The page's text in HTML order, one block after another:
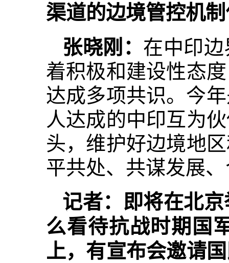
渠道的边境管控机
张晓刚： 在中印
着积极和建设性态
达成多项共识。今
人达成的中印互为
头，维护好边境地
平共处、共谋发展
记者：即将在北
么看待抗战时期国
上，有宣布会邀请